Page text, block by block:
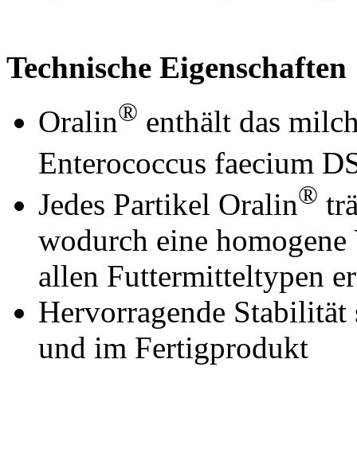
Technische Eigenschaften
Oralin® enthält das
Enterococcus faecium
Jedes Partikel Oralin®
wodurch eine
allen Futtermitteltypen
Hervorragende
und im Fertigprodukt